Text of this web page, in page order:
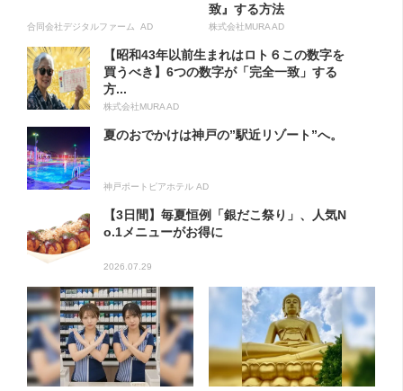
合同会社デジタルファーム AD
致』する方法
株式会社MURA AD
【昭和43年以前生まれはロト６この数字を
買うべき】6つの数字が「完全一致」する
方...
株式会社MURA AD
夏のおでかけは神戸の”駅近リゾート”へ。
神戸ポートピアホテル AD
【3日間】毎夏恒例「銀だこ祭り」、人気N
o.1メニューがお得に
2026.07.29